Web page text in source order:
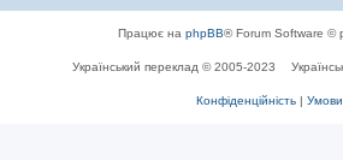
Працює на phpBB® Forum Software ©
Український переклад © 2005-2023
Конфіденційність | Умови